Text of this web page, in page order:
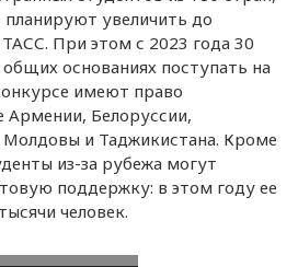
планируют увеличить до
При этом с 2023 года 30
основаниях поступать на
имеют право
Армении, Белоруссии,
Молдовы и Таджикистана. Кроме
из-за рубежа могут
поддержку: в этом году ее
человек.